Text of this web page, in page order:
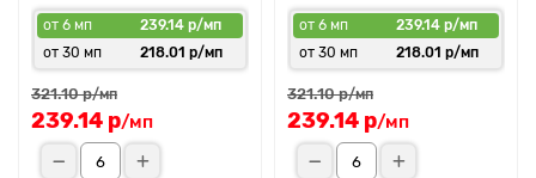
от 6 мп
239.14 р/мп
от 30 мп
218.01 р/мп
321.10 р/мп
239.14 р/мп
от 6 мп
239.14 р/мп
от 30 мп
218.01 р/мп
321.10 р/мп
239.14 р/мп